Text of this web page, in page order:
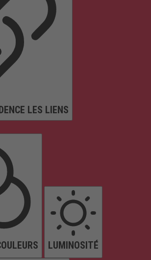
LES LIENS
LUMINOSITÉ